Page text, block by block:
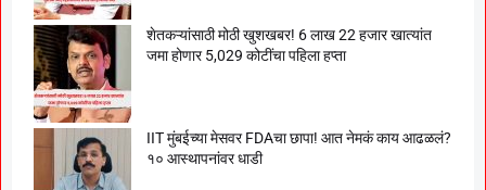
शेतकऱ्यांसाठी मोठी खुशखबर! 6 लाख 22 हजार खात्यांत
जमा होणार 5,029 कोटींचा पहिला हप्ता
IIT मुंबईच्या मेसवर FDAचा छापा! आत नेमकं काय आढळलं?
१० आस्थापनांवर धाडी